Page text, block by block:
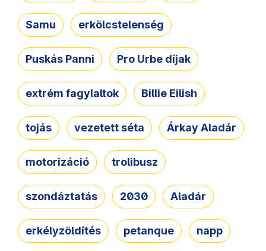
Samu erkölcstelenség
Puskás Panni Pro Urbe díjak
extrém fagylaltok Billie Eilish
tojás vezetett séta Árkay Aladár
motorizáció trolibusz
szondáztatás 2030 Aladár
erkélyzöldítés petanque napp